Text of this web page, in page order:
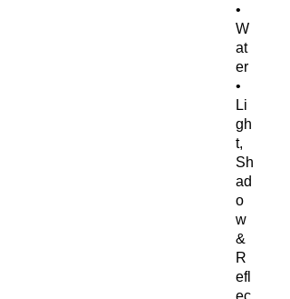
•
W
at
er
•
Li
gh
t,
Sh
ad
o
w
&
R
efl
ec